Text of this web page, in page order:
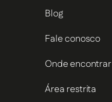
Blog
Fale conosco
Onde encontrar
Área restrita